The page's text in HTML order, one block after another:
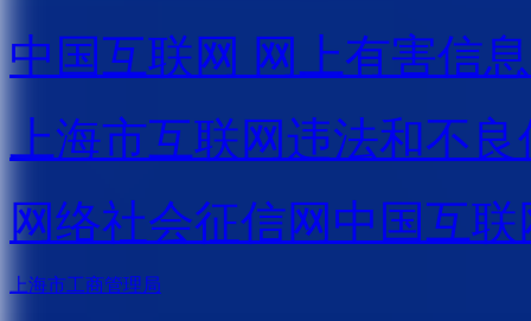
中国互联网 网上有害信
上海市互联网违法和不
网络社会征信网 中国互
上海市工商管理局